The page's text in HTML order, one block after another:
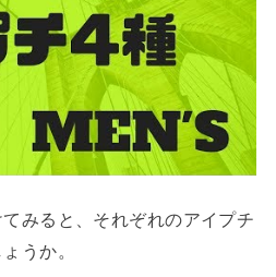
みると、それぞれのアイプチ
うか。